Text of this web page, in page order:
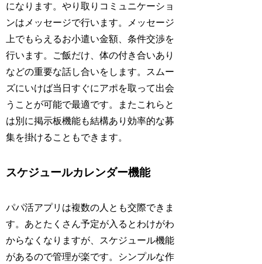
になります。やり取りコミュニケーショ
ンはメッセージで行います。メッセージ
上でもらえるお小遣い金額、条件交渉を
行います。ご飯だけ、体の付き合いあり
などの重要な話し合いをします。スムー
ズにいけば当日すぐにアポを取って出会
うことが可能で最適です。またこれらと
は別に掲示板機能も結構あり効率的な募
集を掛けることもできます。
スケジュールカレンダー機能
パパ活アプリは複数の人とも交際できま
す。あとたくさん予定が入るとわけがわ
からなくなりますが、スケジュール機能
があるので管理が楽です。シンプルな作